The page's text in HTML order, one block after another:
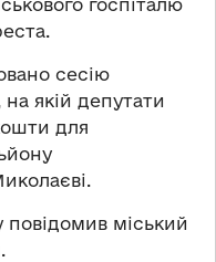
госпіталю
сесію
на якій депутати
для
міський